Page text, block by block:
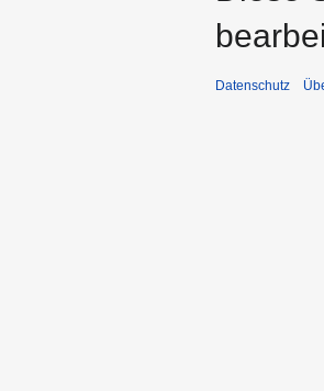
Datenschutz